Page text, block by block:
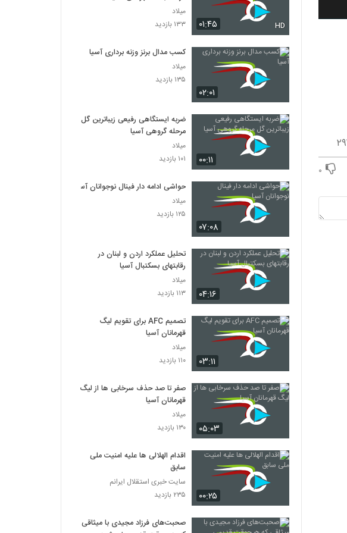
۰
۰۱:۴۵ HD
میلاد
۱۳۳ بازدید
۰۲:۰۱
کسب مدال برنز وزنه برداری آسیا
میلاد
۱۳۵ بازدید
۰۰:۱۱
ضربه ایستگاهی رفیعی زیباترین گل
مرحله گروهی آسیا
میلاد
۱۰۱ بازدید
۰۷:۰۸
حواشی ادامه دار فینال نوجوانان آسیا
میلاد
۱۲۵ بازدید
۰۴:۱۶
تحلیل عملکرد اردن و لبنان در
رقابتهای بسکتبال آسیا
میلاد
۱۱۳ بازدید
۰۳:۱۱
تصمیم AFC برای تقویم لیگ
قهرمانان آسیا
میلاد
۱۱۰ بازدید
۰۵:۰۳
صفر تا صد حذف سرخابی ها از لیگ
قهرمانان آسیا
میلاد
۱۳۰ بازدید
۰۰:۲۵
اقدام الهلالی ها علیه امنیت ملی
سابق
سایت خبری استقلال ایرانم
۲۳۵ بازدید
صحبت‌های فرزاد مجیدی با میثاقی